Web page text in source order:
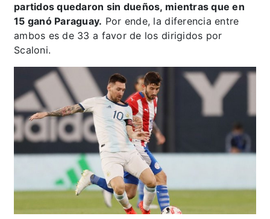
partidos quedaron sin dueños, mientras que en
15 ganó Paraguay. Por ende, la diferencia entre
ambos es de 33 a favor de los dirigidos por
Scaloni.